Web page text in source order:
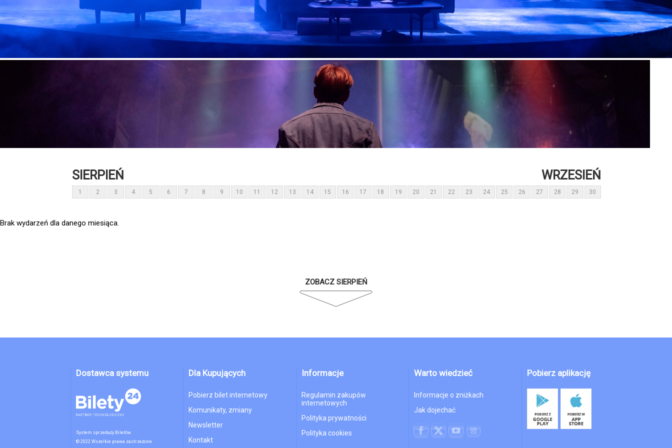
SIERPIEŃ WRZESIEŃ
1 2 3 4 5 6 7 8 9 10 11 12 13 14 15 16 17 18 19 20 21 22 23 24 25 26 27 28 29 30
Brak wydarzeń dla danego miesiąca.
ZOBACZ SIERPIEŃ
Dostawca systemu
System sprzedaży Biletów
© 2022 Wszelkie prawa zastrzeżone
Dla Kupujących
Pobierz bilet internetowy
Komunikaty, zmiany
Newsletter
Kontakt
Informacje
Regulamin zakupów
internetowych
Polityka prywatności
Polityka cookies
Warto wiedzieć
Informacje o zniżkach
Jak dojechać
Pobierz aplikację